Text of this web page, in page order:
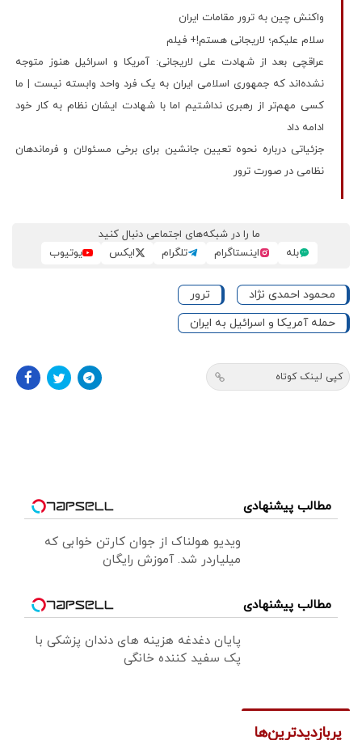
واکنش چین به ترور مقامات ایران
سلام علیکم؛ لاریجانی هستم!+ فیلم
عراقچی بعد از شهادت علی لاریجانی: آمریکا و اسرائیل هنوز متوجه
نشده‌اند که جمهوری اسلامی ایران به یک فرد واحد وابسته نیست | ما
کسی مهم‌تر از رهبری نداشتیم اما با شهادت ایشان نظام به کار خود
ادامه داد
جزئیاتی درباره نحوه تعیین جانشین برای برخی مسئولان و فرماندهان
نظامی در صورت ترور
ما را در شبکه‌های اجتماعی دنبال کنید
بله
اینستاگرام تلگرام ایکس یوتیوب
محمود احمدی نژاد
ترور
حمله آمریکا و اسرائیل به ایران
کپی لینک کوتاه
مطالب پیشنهادی
ویدیو هولناک از جوان کارتن خوابی که
میلیاردر شد. آموزش رایگان
مطالب پیشنهادی
پایان دغدغه هزینه های دندان پزشکی با
پک سفید کننده خانگی
پربازدیدترین‌ها